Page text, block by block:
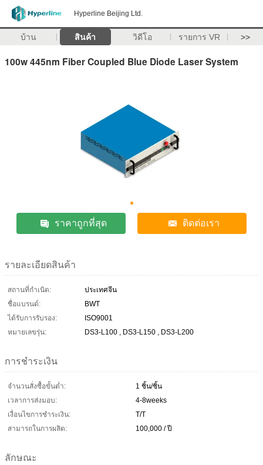
Hyperline Beijing Ltd.
บ้าน สินค้า วิดีโอ รายการ VR >>
100w 445nm Fiber Coupled Blue Diode Laser System
ราคาถูกที่สุด ติดต่อเรา
รายละเอียดสินค้า
สถานที่กำเนิด:
ประเทศจีน
ชื่อแบรนด์:
BWT
ได้รับการรับรอง:
ISO9001
หมายเลขรุ่น:
DS3-L100 , DS3-L150 , DS3-L200
การชำระเงิน
จำนวนสั่งซื้อขั้นต่ำ:
1 ชิ้น/ชิ้น
เวลาการส่งมอบ:
4-8weeks
เงื่อนไขการชำระเงิน:
T/T
สามารถในการผลิต:
100,000 / ปี
ลักษณะ